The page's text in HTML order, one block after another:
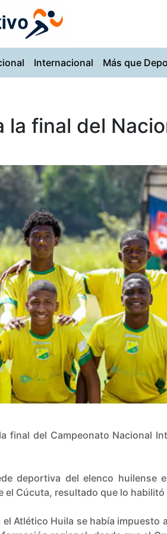
Internacional Más que
la final del
final del Campeonato Nacional
deportiva del elenco huilense
el Cúcuta, resultado que lo
el Atlético Huila se había